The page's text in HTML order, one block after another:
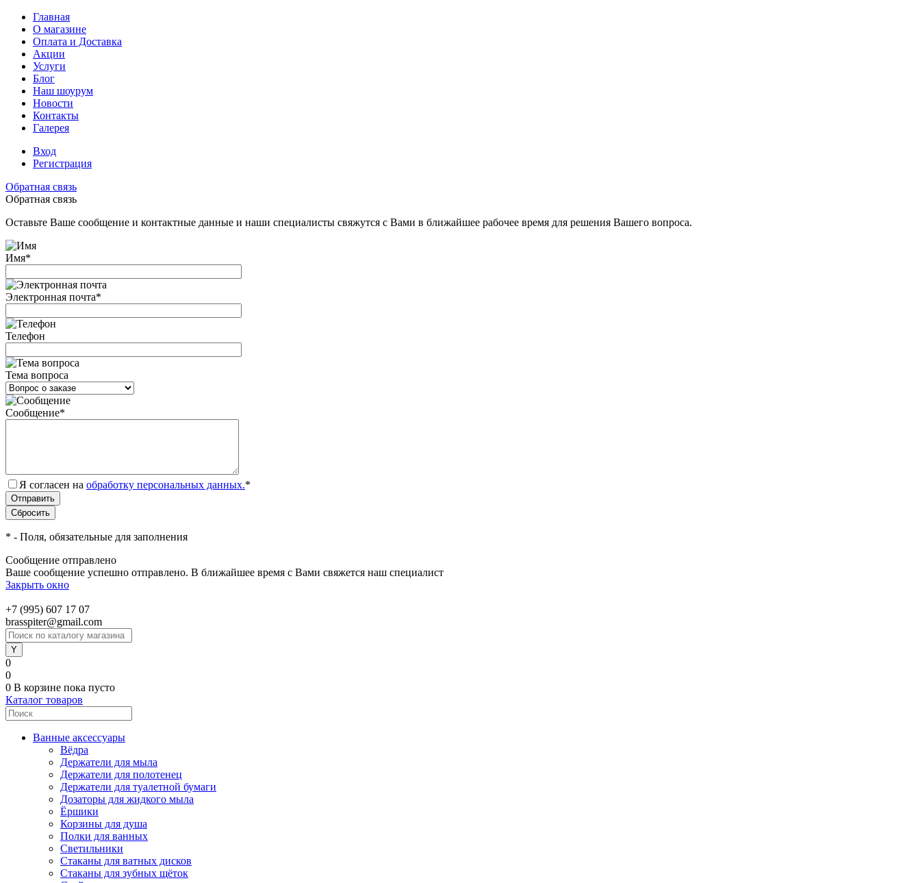
Главная
О магазине
Оплата и Доставка
Акции
Услуги
Блог
Наш шоурум
Новости
Контакты
Галерея
Вход
Регистрация
Обратная связь
Обратная связь
Оставьте Ваше сообщение и контактные данные и наши специалисты свяжутся с Вами в ближайшее рабочее время для решения Вашего вопроса.
Имя*
Электронная почта*
Телефон
Тема вопроса
Сообщение*
Я согласен на обработку персональных данных.*
* - Поля, обязательные для заполнения
Сообщение отправлено
Ваше сообщение успешно отправлено. В ближайшее время с Вами свяжется наш специалист
Закрыть окно
+7 (995) 607 17 07
brasspiter@gmail.com
0
0
0 В корзине пока пусто
Каталог товаров
Ванные аксессуары
Вёдра
Держатели для мыла
Держатели для полотенец
Держатели для туалетной бумаги
Дозаторы для жидкого мыла
Ёршики
Корзины для душа
Полки для ванных
Светильники
Стаканы для ватных дисков
Стаканы для зубных щёток